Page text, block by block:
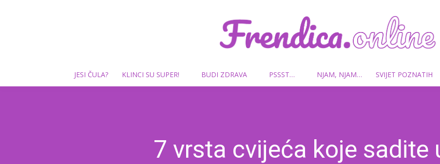
Frendica.online
JESI ČULA? KLINCI SU SUPER! BUDI ZDRAVA PSSST… NJAM, NJAM… SVIJET POZNATIH
7 vrsta cvijeća koje sadite